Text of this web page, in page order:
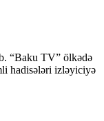
“Baku TV” ölkədə
hadisələri izləyiciyə